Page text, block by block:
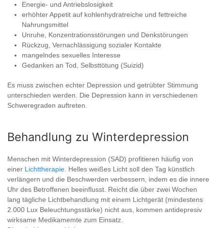
Energie- und Antriebslosigkeit
erhöhter Appetit auf kohlenhydratreiche und fettreiche
Nahrungsmittel
Unruhe, Konzentrationsstörungen und Denkstörungen
Rückzug, Vernachlässigung sozialer Kontakte
mangelndes sexuelles Interesse
Gedanken an Tod, Selbsttötung (Suizid)
Es muss zwischen echter Depression und getrübter Stimmung
unterschieden werden. Die Depression kann in verschiedenen
Schweregraden auftreten.
Behandlung zu Winterdepression
Menschen mit Winterdepression (SAD) profitieren häufig von
einer Lichttherapie . Helles weißes Licht soll den Tag künstlich
verlängern und die Beschwerden verbessern, indem es die innere
Uhr des Betroffenen beeinflusst. Reicht die über zwei Wochen
lang tägliche Lichtbehandlung mit einem Lichtgerät (mindestens
2.000 Lux Beleuchtungsstärke) nicht aus, kommen antidepresiv
wirksame Medikamemte zum Einsatz.